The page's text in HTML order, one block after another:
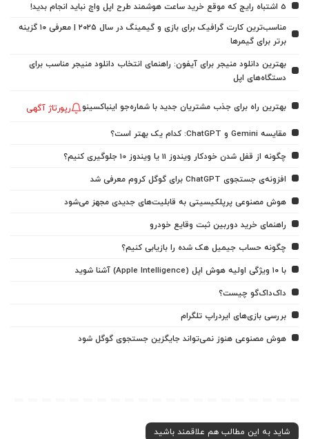
5 اشتباه رایج که موقع خرید ساعت هوشمند طرح اپل واچ نباید انجام بدید!
مناسب‌ترین کارت گرافیک برای بازی و گیمینگ در سال ۲۰۲۵ | معرفی ۱۰ گزینه
برتر برای گیمرها
بهترین دانلود منیجر برای آیفون: راهنمای انتخاب دانلود منیجر مناسب برای
دستگاه‌های اپل
بهترین راه برای جذب مشتریان جدید با شماره‌جو اینباکسینو رپورتاژ آگهی
مقایسه Gemini و ChatGPT: کدام یک بهتر است؟
چگونه از قفل شدن خودکار ویندوز 11 یا ویندوز 10 جلوگیری کنیم؟
افزونه‌ی جستجوی ChatGPT برای گوگل کروم معرفی شد
هوش مصنوعی پرپلکیسیتی به قابلیت‌های جدیدی مجهز می‌شود
راهنمای خرید دوربین ثبت وقایع خودرو
چگونه حساب جیمیل هک شده را بازیابی کنیم؟
با ۱۰ ویژگی اولیه هوش اپل (Apple Intelligence) آشنا شوید
داک‌داک‌گو چیست؟
بررسی بازی‌های ایردراپ تلگرام
هوش مصنوعی هنوز نمی‌تواند جایگزین جستجوی گوگل شود
شاید به این مطالب هم علاقمند باشید